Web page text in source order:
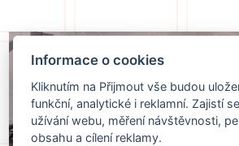
Informace o cookies
Kliknutím na Přijmout vše budou
funkční, analytické i reklamní. Zajistí
užívání webu, měření návštěvnosti,
obsahu a cílení reklamy.